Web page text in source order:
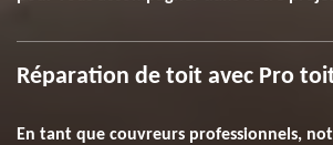
Réparation de toit avec Pro
En tant que couvreurs professionnels,